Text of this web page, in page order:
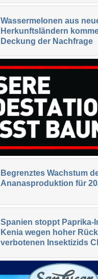
Wassermelonen aus
Herkunftsländern
Deckung der Nachfrage
Begrenztes Wachstum
Ananasproduktion für
Spanien stoppt Paprika-
Kenia wegen hoher
verbotenen Insektizids